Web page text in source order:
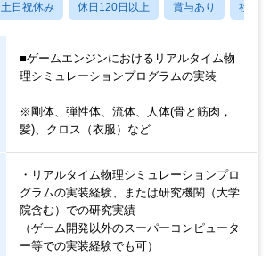
土日祝休み 休日120日以上 賞与あり 社宅・
■ゲームエンジンにおけるリアルタイム物
理シミュレーションプログラムの実装
※剛体、弾性体、流体、人体(骨と筋肉，
髪)、クロス（衣服）など
・リアルタイム物理シミュレーションプロ
グラムの実装経験、または研究機関（大学
院含む）での研究実績
（ゲーム開発以外のスーパーコンピュータ
ー等での実装経験でも可）